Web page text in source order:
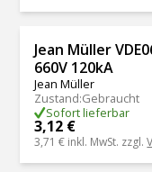
Jean Müller
660V 120kA
Jean Müller
Zustand:Gebraucht
Sofort lieferbar
3,12 €
3,71 € inkl. MwSt. zzgl.